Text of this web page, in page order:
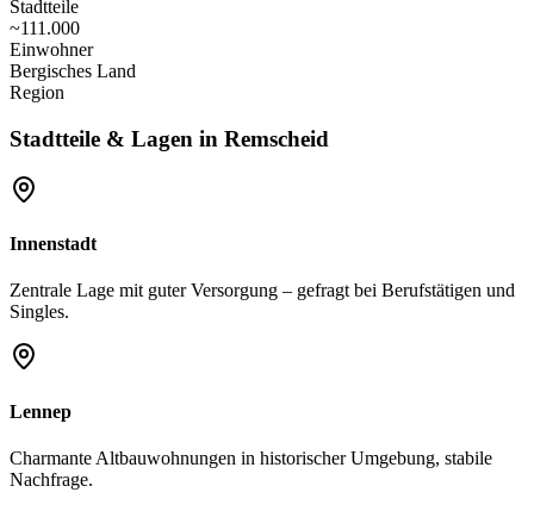
Stadtteile
~111.000
Einwohner
Bergisches Land
Region
Stadtteile & Lagen in Remscheid
Innenstadt
Zentrale Lage mit guter Versorgung – gefragt bei Berufstätigen und
Singles.
Lennep
Charmante Altbauwohnungen in historischer Umgebung, stabile
Nachfrage.